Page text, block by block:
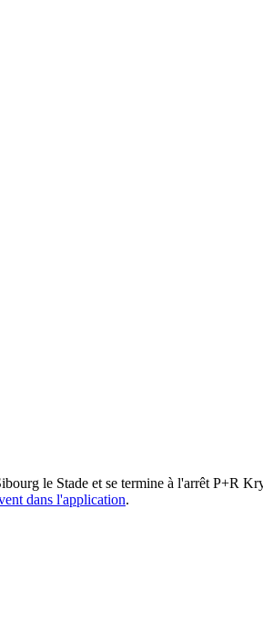
le Stade et se termine à l'arrêt P+R
dans l'application.